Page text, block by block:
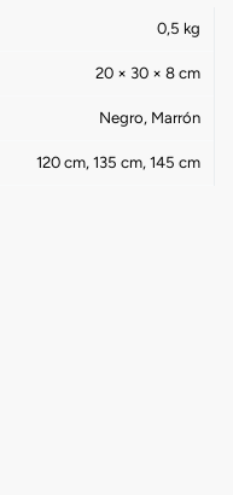
0,5 kg
20 × 30 × 8 cm
Negro, Marrón
120 cm, 135 cm, 145 cm